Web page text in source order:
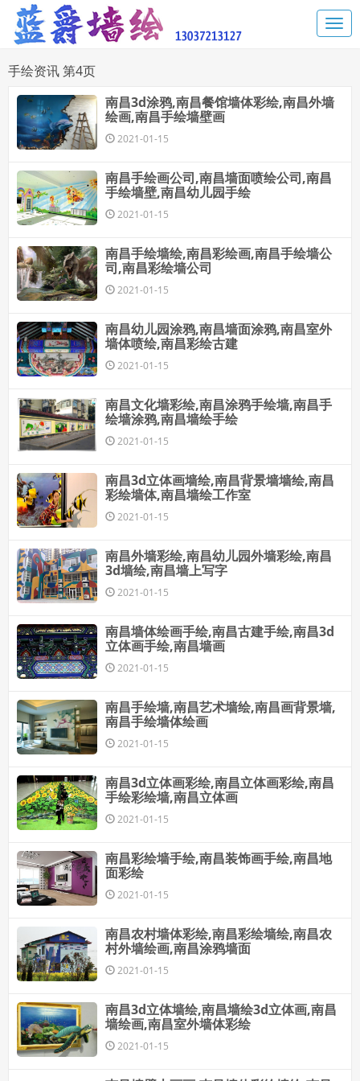
手绘资讯 第4页
南昌3d涂鸦,南昌餐馆墙体彩绘,南昌外墙
绘画,南昌手绘墙壁画
2021-01-15
南昌手绘画公司,南昌墙面喷绘公司,南昌
手绘墙壁,南昌幼儿园手绘
2021-01-15
南昌手绘墙绘,南昌彩绘画,南昌手绘墙公
司,南昌彩绘墙公司
2021-01-15
南昌幼儿园涂鸦,南昌墙面涂鸦,南昌室外
墙体喷绘,南昌彩绘古建
2021-01-15
南昌文化墙彩绘,南昌涂鸦手绘墙,南昌手
绘墙涂鸦,南昌墙绘手绘
2021-01-15
南昌3d立体画墙绘,南昌背景墙墙绘,南昌
彩绘墙体,南昌墙绘工作室
2021-01-15
南昌外墙彩绘,南昌幼儿园外墙彩绘,南昌
3d墙绘,南昌墙上写字
2021-01-15
南昌墙体绘画手绘,南昌古建手绘,南昌3d
立体画手绘,南昌墙画
2021-01-15
南昌手绘墙,南昌艺术墙绘,南昌画背景墙,
南昌手绘墙体绘画
2021-01-15
南昌3d立体画彩绘,南昌立体画彩绘,南昌
手绘彩绘墙,南昌立体画
2021-01-15
南昌彩绘墙手绘,南昌装饰画手绘,南昌地
面彩绘
2021-01-15
南昌农村墙体彩绘,南昌彩绘墙绘,南昌农
村外墙绘画,南昌涂鸦墙面
2021-01-15
南昌3d立体墙绘,南昌墙绘3d立体画,南昌
墙绘画,南昌室外墙体彩绘
2021-01-15